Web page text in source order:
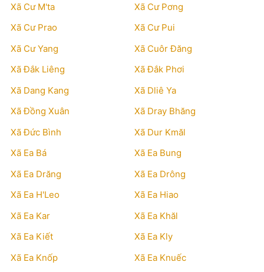
Xã Cư M'ta
Xã Cư Pơng
Xã Cư Prao
Xã Cư Pui
Xã Cư Yang
Xã Cuôr Đăng
Xã Đắk Liêng
Xã Đắk Phơi
Xã Dang Kang
Xã Dliê Ya
Xã Đồng Xuân
Xã Dray Bhăng
Xã Đức Bình
Xã Dur Kmăl
Xã Ea Bá
Xã Ea Bung
Xã Ea Drăng
Xã Ea Drông
Xã Ea H'Leo
Xã Ea Hiao
Xã Ea Kar
Xã Ea Khăl
Xã Ea Kiết
Xã Ea Kly
Xã Ea Knốp
Xã Ea Knuếc